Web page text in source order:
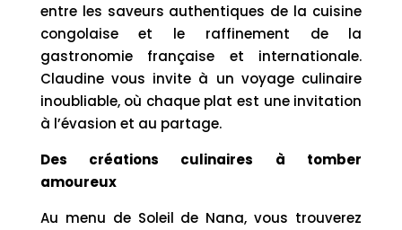
entre les saveurs authentiques de la cuisine
congolaise et le raffinement de la
gastronomie française et internationale.
Claudine vous invite à un voyage culinaire
inoubliable, où chaque plat est une invitation
à l’évasion et au partage.
Des créations culinaires à tomber
amoureux
Au menu de Soleil de Nana, vous trouverez